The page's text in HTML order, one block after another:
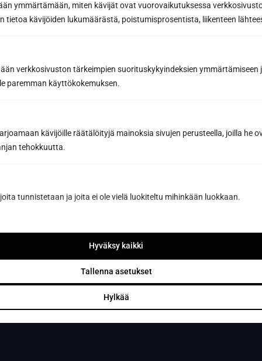
ymmärtämään, miten kävijät ovat vuorovaikutuksessa
tietoa kävijöiden lukumäärästä, poistumisprosentista, liikenteen
verkkosivuston tärkeimpien suorituskykyindeksien ymmärtämiseen
paremman käyttökokemuksen.
kävijöille räätälöityjä mainoksia sivujen perusteella, joilla he
tehokkuutta.
tunnistetaan ja joita ei ole vielä luokiteltu mihinkään luokkaan.
Hylkää
Tallenna asetukset
Hyväksy kaikki
parhaat vinkit ja niksit onnistuneeseen
saunaremonttiin
parhaat saunahankinnat
Sähköpostiosoite *
Voit peruttaa liittymisen koska tahansa, eikä se sido sinua